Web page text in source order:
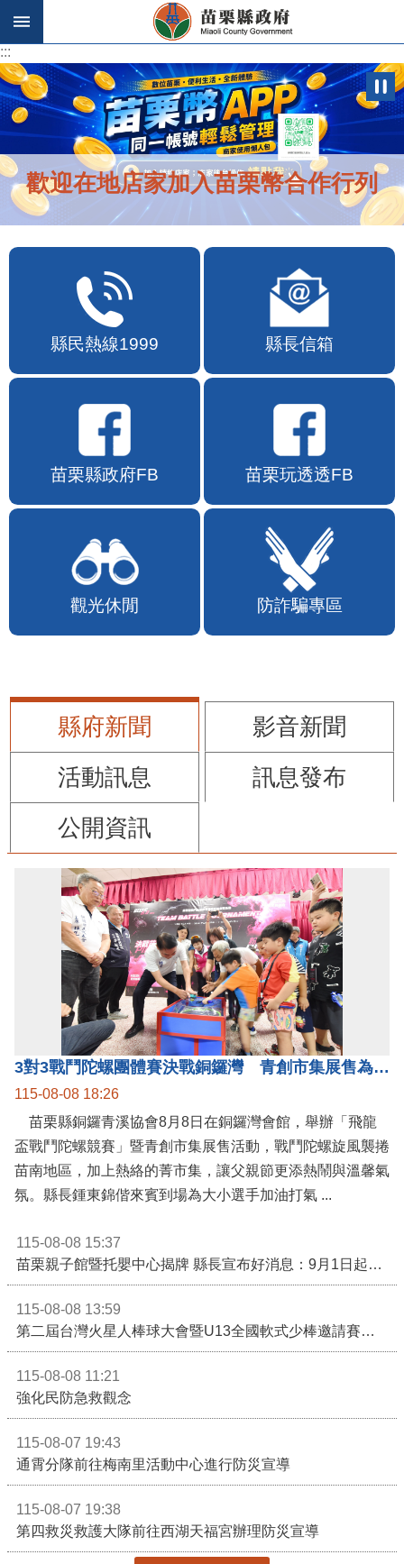
跳到主要內容區塊
:::
:::
歡迎在地店家加入苗栗幣合作行列
縣民熱線1999 縣長信箱
苗栗縣政府FB 苗栗玩透透FB
觀光休閒 防詐騙專區
縣府新聞
影音新聞
活動訊息
訊息發布
公開資訊
3對3戰鬥陀螺團體賽決戰銅鑼灣 青創市集展售為父親節增添繽紛
115-08-08 18:26
苗栗縣銅鑼青溪協會8月8日在銅鑼灣會館，舉辦「飛龍
盃戰鬥陀螺競賽」暨青創市集展售活動，戰鬥陀螺旋風襲捲
苗南地區，加上熱絡的菁市集，讓父親節更添熱鬧與溫馨氣
氛。縣長鍾東錦偕來賓到場為大小選手加油打氣 ...
115-08-08 15:37
苗栗親子館暨托嬰中心揭牌 縣長宣布好消息：9月1日起調降臨時托嬰費用
115-08-08 13:59
第二屆台灣火星人棒球大會暨U13全國軟式少棒邀請賽在苗栗舉辦
115-08-08 11:21
強化民防急救觀念
115-08-07 19:43
通霄分隊前往梅南里活動中心進行防災宣導
115-08-07 19:38
第四救災救護大隊前往西湖天福宮辦理防災宣導